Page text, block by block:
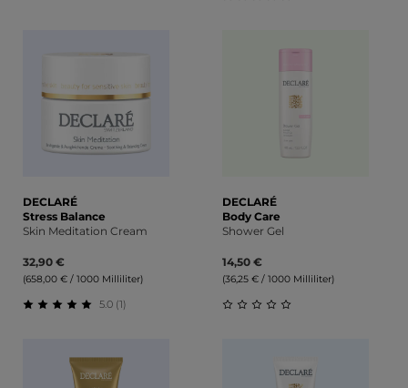
DECLARÉ
Stress Balance
Skin Meditation Cream
32,90 €
(658,00 € / 1000 Milliliter)
5.0 (1)
DECLARÉ
Body Care
Shower Gel
14,50 €
(36,25 € / 1000 Milliliter)